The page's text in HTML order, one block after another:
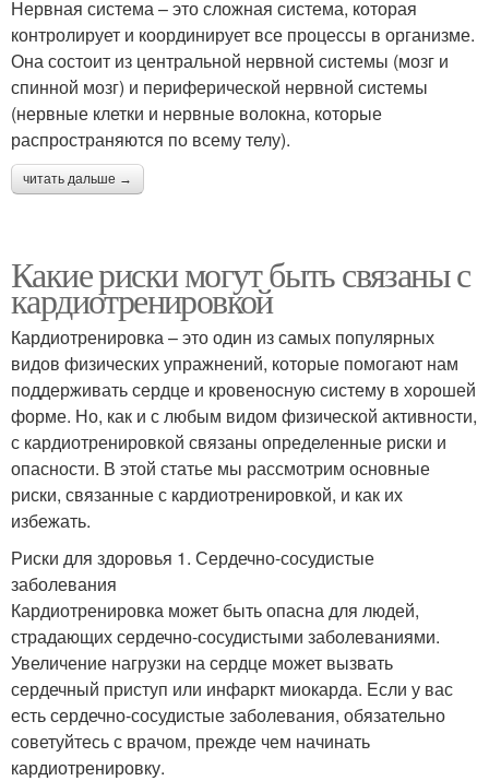
Нервная система – это сложная система, которая
контролирует и координирует все процессы в организме.
Она состоит из центральной нервной системы (мозг и
спинной мозг) и периферической нервной системы
(нервные клетки и нервные волокна, которые
распространяются по всему телу).
читать дальше →
Какие риски могут быть связаны с
кардиотренировкой
Кардиотренировка – это один из самых популярных
видов физических упражнений, которые помогают нам
поддерживать сердце и кровеносную систему в хорошей
форме. Но, как и с любым видом физической активности,
с кардиотренировкой связаны определенные риски и
опасности. В этой статье мы рассмотрим основные
риски, связанные с кардиотренировкой, и как их
избежать.
Риски для здоровья 1. Сердечно-сосудистые
заболевания
Кардиотренировка может быть опасна для людей,
страдающих сердечно-сосудистыми заболеваниями.
Увеличение нагрузки на сердце может вызвать
сердечный приступ или инфаркт миокарда. Если у вас
есть сердечно-сосудистые заболевания, обязательно
советуйтесь с врачом, прежде чем начинать
кардиотренировку.